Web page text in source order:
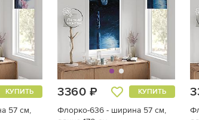
КУПИТЬ
57 см,
3360 ₽ КУПИТЬ
Флорко-636 - ширина 57 см,